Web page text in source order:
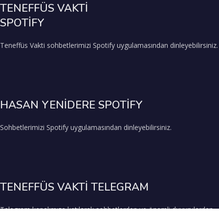
TENEFFÜS VAKTİ
SPOTİFY
Teneffüs Vakti sohbetlerimizi Spotify uygulamasından dinleyebilirsiniz.
HASAN YENİDERE SPOTİFY
Sohbetlerimizi Spotify uygulamasından dinleyebilirsiniz.
TENEFFÜS VAKTİ TELEGRAM
Telegram kanalımıza katılarak sohbetlerden ve önemli duyurulardan